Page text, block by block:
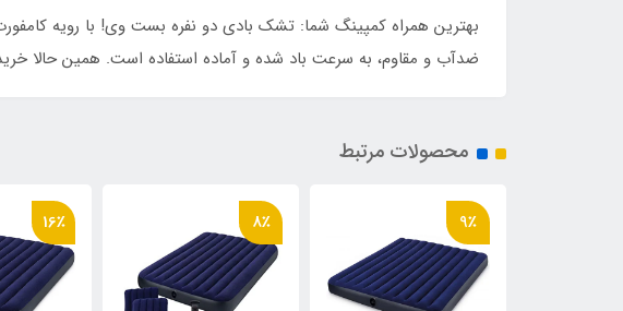
ضدآب و مقاوم، به سرعت باد شده و آماده استفاده است. همین حالا
محصولات مرتبط
8٪ 16٪